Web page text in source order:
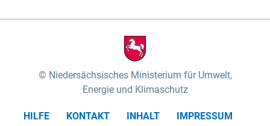
Niedersächsisches Ministerium für Umwelt,
Energie und Klimaschutz
HILFE KONTAKT INHALT
IMPRESSUM